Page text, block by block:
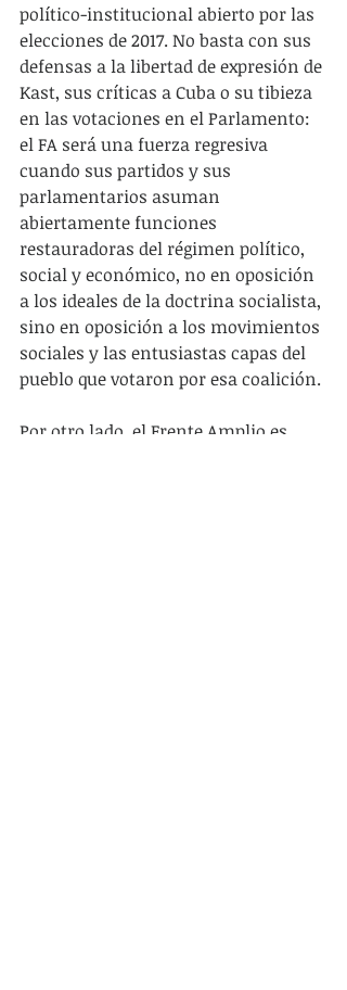
político-institucional abierto por las
elecciones de 2017. No basta con sus
defensas a la libertad de expresión de
Kast, sus críticas a Cuba o su tibieza
en las votaciones en el Parlamento:
el FA será una fuerza regresiva
cuando sus partidos y sus
parlamentarios asuman
abiertamente funciones
restauradoras del régimen político,
social y económico, no en oposición
a los ideales de la doctrina socialista,
sino en oposición a los movimientos
sociales y las entusiastas capas del
pueblo que votaron por esa coalición.
Por otro lado, el Frente Amplio es